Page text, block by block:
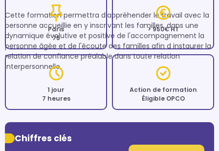
Cette formation permettra d’appréhender le travail avec la
personne accueillie en y inscrivant les familles, dans une
dynamique évolutive et positive de l'accompagnement la
personne âgée et de l'écoute des familles afin d instaurer la
relation de confiance préalable dans toute relation
interpersonnelle.
Paris
75
> 950€ HT
1 jour
7 heures
Action de formation
Éligible OPCO
Chiffres clés